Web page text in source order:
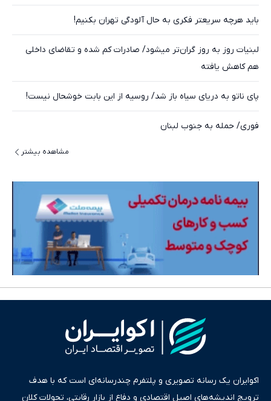
باید هرچه سریعتر فکری به حال آلودگی تهران بکنیم!
لبنیات روز به روز گران‌تر میشود/ صادرات کم شده و تقاضای داخلی
هم کاهش یافته
پای ناتو به دریای سیاه باز شد/ روسیه از این بابت خوشحال نیست!
فوری/ حمله به جنوب لبنان
مشاهده بیشتر
اکوایران یک رسانه تصویری و پلتفرم چندرسانه‌ای است که با هدف
ترویج اندیشه‌های اصیل اقتصادی و دفاع از بازار رقابتی، تحولات کلان